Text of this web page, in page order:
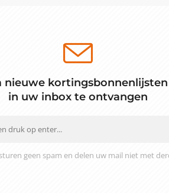
nieuwe
in uw inbox te ontvangen
geen spam en delen uw mail niet met